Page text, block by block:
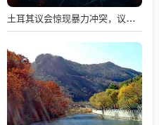
土耳其议会惊现暴力冲突，议员互撕引发全球瞩目